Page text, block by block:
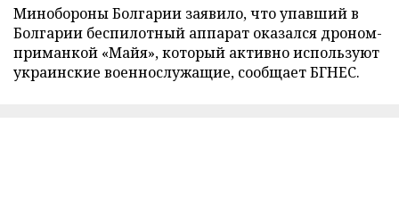
Минобороны Болгарии заявило, что упавший в
Болгарии беспилотный аппарат оказался дроном-
приманкой «Майя», который активно используют
украинские военнослужащие, сообщает БГНЕС.